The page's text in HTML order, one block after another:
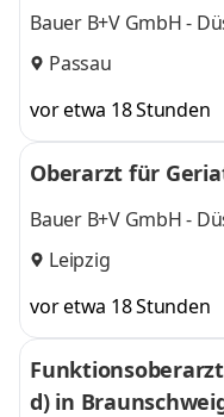
Bauer B+V GmbH -
Passau
vor etwa 18 Stunden
Oberarzt für
Bauer B+V GmbH -
Leipzig
vor etwa 18 Stunden
d) in